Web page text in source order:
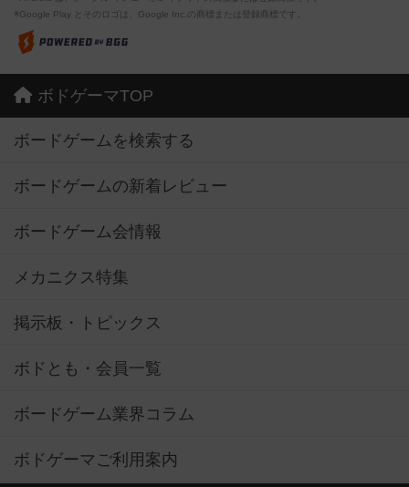
※Google Play とそのロゴは、Google Inc.の商標または登録商標です。
ボドゲーマTOP
ボードゲームを検索する
ボードゲームの新着レビュー
ボードゲーム会情報
メカニクス特集
掲示板・トピックス
ボドとも・会員一覧
ボードゲーム業界コラム
ボドゲーマご利用案内